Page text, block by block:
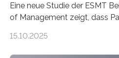
Eine neue Studie der ESMT
of Management zeigt, dass
häufiger zu bahnbrechenden
15.10.2025